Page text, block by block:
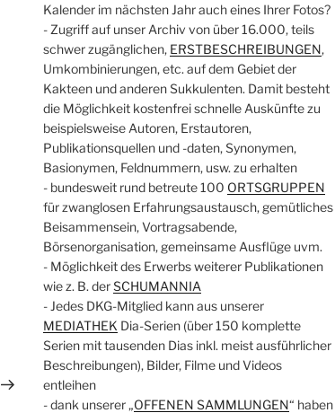
Nächster
Beitrag
Kalender im nächsten Jahr auch eines Ihrer Fotos?
- Zugriff auf unser Archiv von über 16.000, teils
schwer zugänglichen, ERSTBESCHREIBUNGEN,
Umkombinierungen, etc. auf dem Gebiet der
Kakteen und anderen Sukkulenten. Damit besteht
die Möglichkeit kostenfrei schnelle Auskünfte zu
beispielsweise Autoren, Erstautoren,
Publikationsquellen und -daten, Synonymen,
Basionymen, Feldnummern, usw. zu erhalten
- bundesweit rund betreute 100 ORTSGRUPPEN
für zwanglosen Erfahrungsaustausch, gemütliches
Beisammensein, Vortragsabende,
Börsenorganisation, gemeinsame Ausflüge uvm.
- Möglichkeit des Erwerbs weiterer Publikationen
wie z. B. derSCHUMANNIA
- Jedes DKG-Mitglied kann aus unserer
MEDIATHEK Dia-Serien (über 150 komplette
Serien mit tausenden Dias inkl. meist ausführlicher
Beschreibungen), Bilder, Filme und Videos
entleihen
- dank unserer „OFFENEN SAMMLUNGEN“ haben